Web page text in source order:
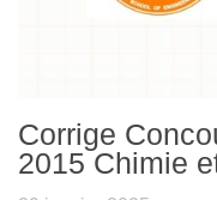
Corrige
2015 Chimie